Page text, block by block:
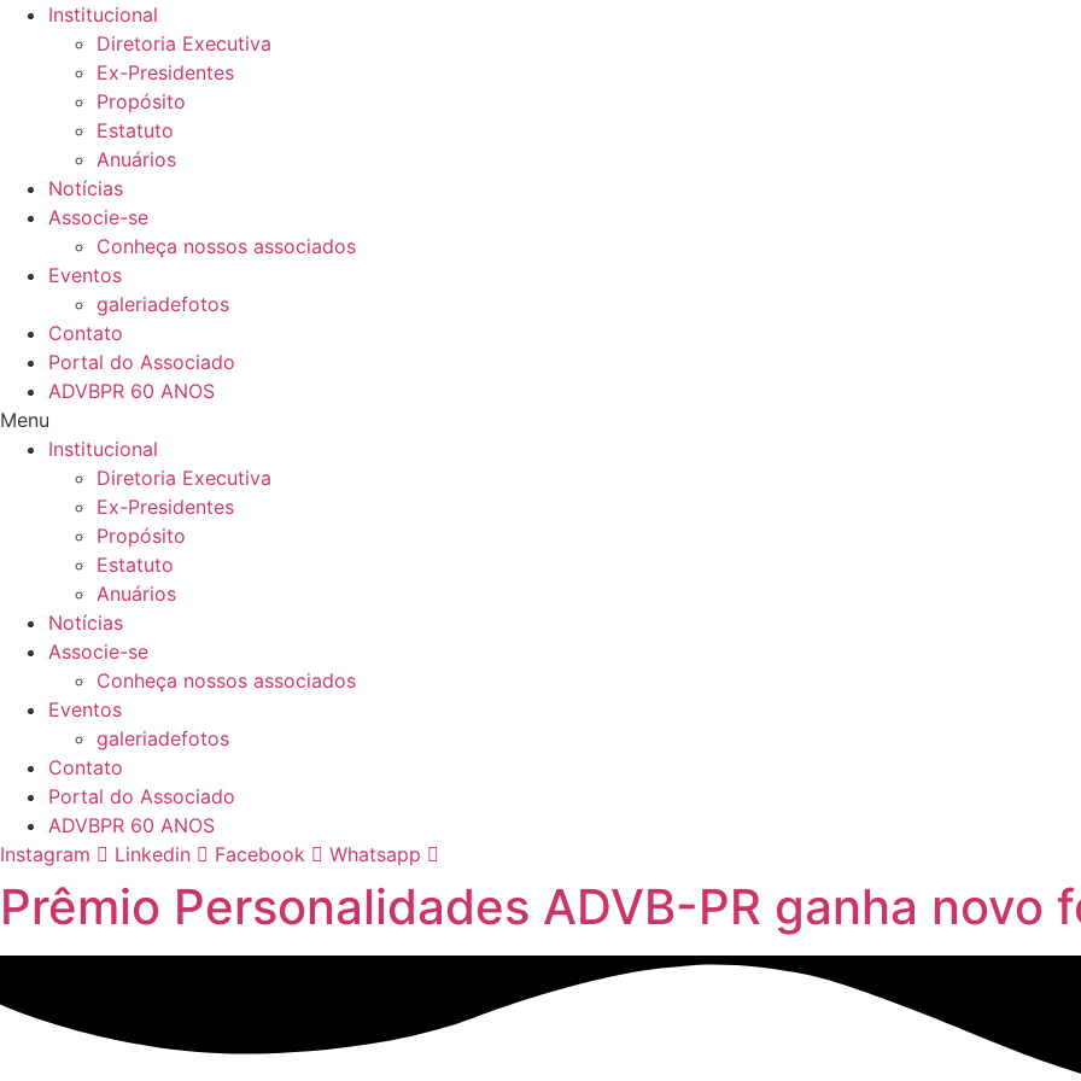
conteúdo
Institucional
Diretoria Executiva
Ex-Presidentes
Propósito
Estatuto
Anuários
Notícias
Associe-se
Conheça nossos associados
Eventos
galeriadefotos
Contato
Portal do Associado
ADVBPR 60 ANOS
Menu
Institucional
Diretoria Executiva
Ex-Presidentes
Propósito
Estatuto
Anuários
Notícias
Associe-se
Conheça nossos associados
Eventos
galeriadefotos
Contato
Portal do Associado
ADVBPR 60 ANOS
Instagram
Linkedin Facebook Whatsapp
Prêmio Personalidades ADVB-PR ganha novo